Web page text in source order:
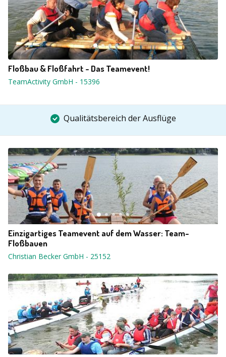
Floßbau & Floßfahrt - Das Teamevent!
TeamActivity GmbH - 15396
Qualitätsbereich der Ausflüge
Einzigartiges Teamevent auf dem Wasser: Team-
Floßbauen
Christian Becker GmbH - 25152